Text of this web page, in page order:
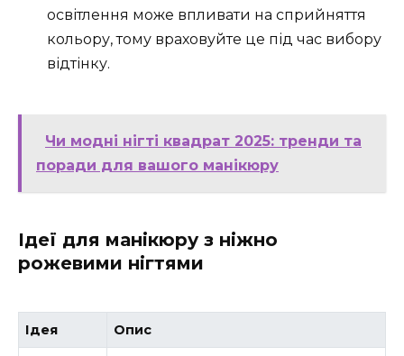
освітлення може впливати на сприйняття
кольору, тому враховуйте це під час вибору
відтінку.
Чи модні нігті квадрат 2025: тренди та
поради для вашого манікюру
Ідеї для манікюру з ніжно
рожевими нігтями
Ідея Опис